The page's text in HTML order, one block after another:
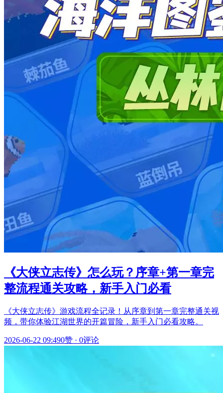
《大侠立志传》怎么玩？序章+第一章完
整流程通关攻略，新手入门必看
《大侠立志传》游戏流程全记录！从序章到第一章完整通关视
频，带你体验江湖世界的开篇冒险，新手入门必看攻略。
2026-06-22 09:490赞 · 0评论